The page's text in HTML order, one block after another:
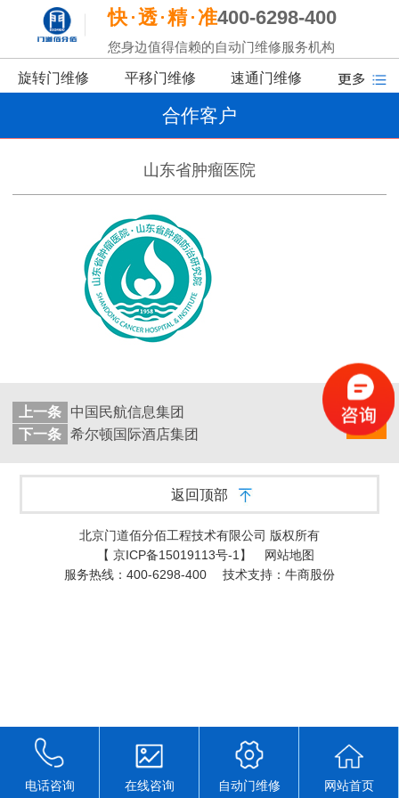
快 透 精 准400-6298-400
您身边值得信赖的自动门维修服务机构
旋转门维修 平移门维修 速通门维修
合作客户
山东省肿瘤医院
返回
列表
上一条
中国民航信息集团
下一条 希尔顿国际酒店集团
返回顶部
北京门道佰分佰工程技术有限公司 版权所有
【 京ICP备15019113号-1】 网站地图
服务热线：400-6298-400 技术支持：牛商股份
电话咨询 在线咨询 自动门维修 网站首页